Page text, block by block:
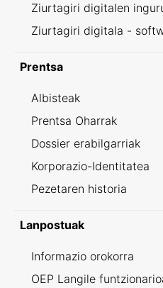
Ziurtagiri digitalen
Ziurtagiri digitala -
Prentsa
Albisteak
Prentsa Oharrak
Dossier erabilgarriak
Korporazio-Identitatea
Pezetaren historia
Lanpostuak
Informazio orokorra
OEP Langile